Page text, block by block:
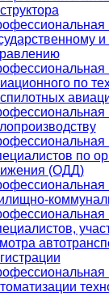
по
по
(ОДД)